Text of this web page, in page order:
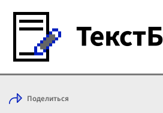
Войти с Telegram
Поделиться